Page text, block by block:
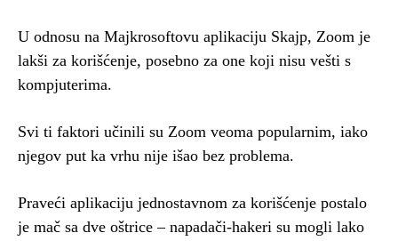
U odnosu na Majkrosoftovu aplikaciju Skajp, Zoom je
lakši za korišćenje, posebno za one koji nisu vešti s
kompjuterima.
Svi ti faktori učinili su Zoom veoma popularnim, iako
njegov put ka vrhu nije išao bez problema.
Praveći aplikaciju jednostavnom za korišćenje postalo
je mač sa dve oštrice – napadači-hakeri su mogli lako